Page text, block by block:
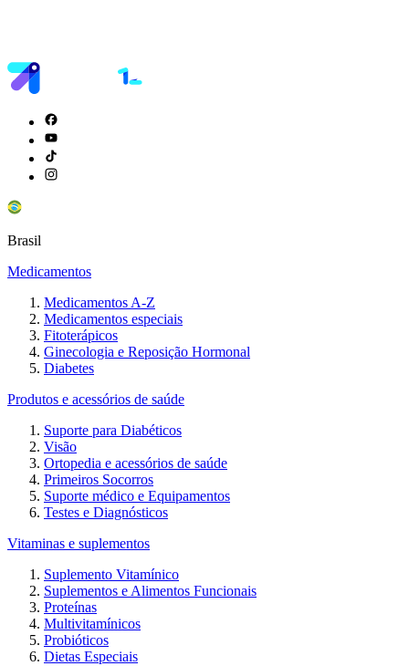
Brasil
Medicamentos
Medicamentos A-Z
Medicamentos especiais
Fitoterápicos
Ginecologia e Reposição Hormonal
Diabetes
Produtos e acessórios de saúde
Suporte para Diabéticos
Visão
Ortopedia e acessórios de saúde
Primeiros Socorros
Suporte médico e Equipamentos
Testes e Diagnósticos
Vitaminas e suplementos
Suplemento Vitamínico
Suplementos e Alimentos Funcionais
Proteínas
Multivitamínicos
Probióticos
Dietas Especiais